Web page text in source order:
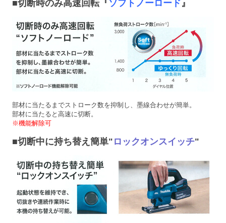
■切断時のみ高速回転『ソフトノーロード』
部材に当たるまでストローク数を抑制し、墨線合わせが簡単。
部材に当たると高速に切断。
※機能解除可
■切断中に持ち替え簡単" ロックオンスイッチ"